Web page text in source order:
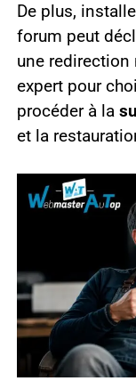
De plus,
forum peut
une redirection
expert pour
procéder à la
et la